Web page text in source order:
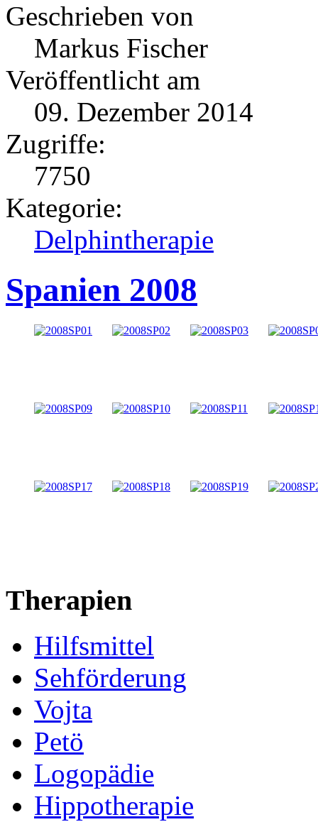
Geschrieben von
Markus Fischer
Veröffentlicht am
09. Dezember 2014
Zugriffe:
7750
Kategorie:
Delphintherapie
Spanien 2008
Therapien
Hilfsmittel
Sehförderung
Vojta
Petö
Logopädie
Hippotherapie